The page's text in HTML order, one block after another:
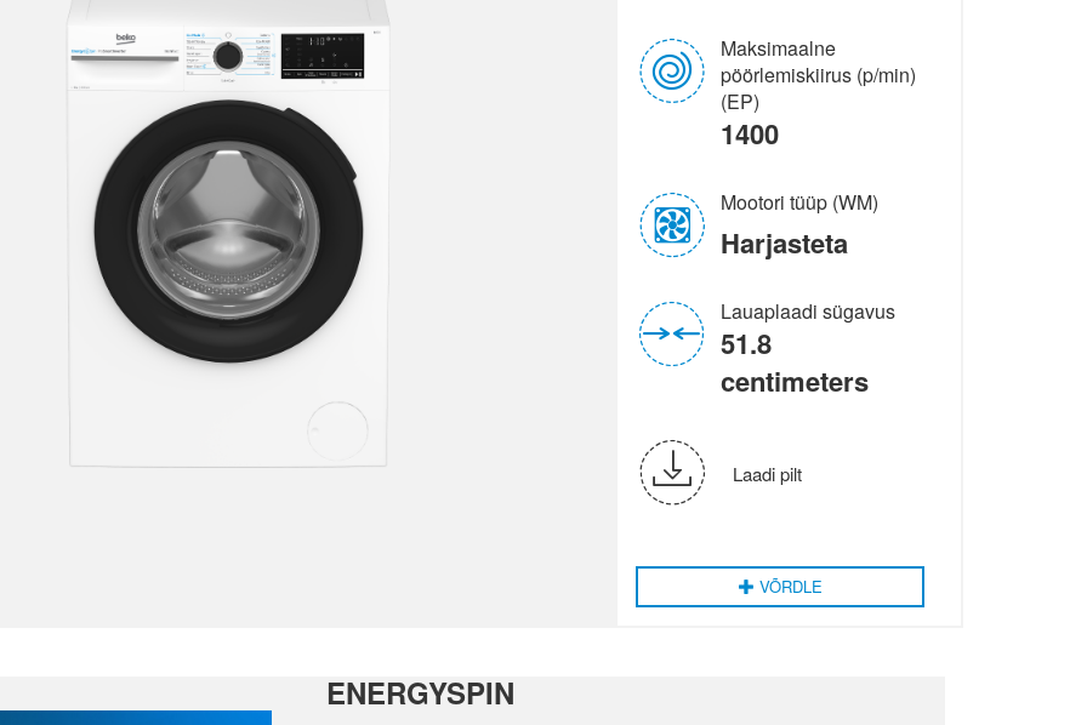
Maksimaalne
pöörlemiskiirus (p/min)
(EP)
1400
Mootori tüüp (WM)
Harjasteta
Lauaplaadi sügavus
51.8
centimeters
Laadi pilt
VÕRDLE
ENERGYSPIN